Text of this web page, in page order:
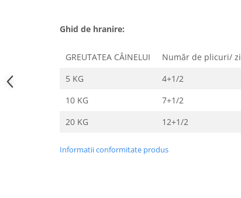
Ghid de hranire:
GREUTATEA CÂINELUI
Număr de plicuri/ zi
5 KG
4+1/2
10 KG
7+1/2
20 KG
12+1/2
Informatii conformitate produs